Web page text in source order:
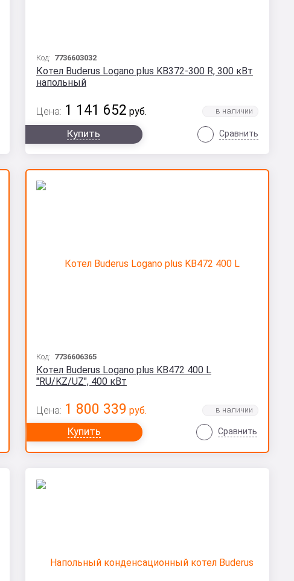
Код: 7736603032
Котел Buderus Logano plus KB372-300 R, 300 кВт
напольный
Цена: 1 141 652 руб.
Купить Сравнить
Код: 7736606365
Котел Buderus Logano plus KB472 400 L
"RU/KZ/UZ", 400 кВт
Цена: 1 800 339 руб.
Купить Сравнить